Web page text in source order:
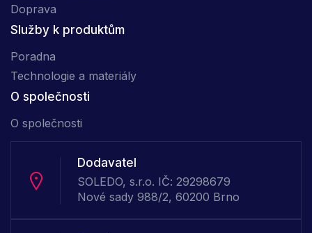
Doprava
Služby k produktům
Poradna
Technologie a materiály
O společnosti
O společnosti
Dodavatel
SOLEDO, s.r.o. IČ: 29298679
Nové sady 988/2, 60200 Brno